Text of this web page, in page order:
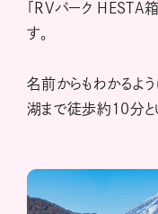
「RVパーク HESTA
す。
名前からもわかるよ
湖まで徒歩約10分と